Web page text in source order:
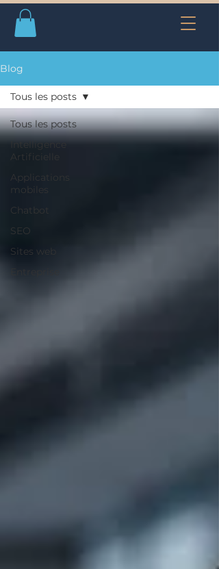
Blog
Tous les posts
Intelligence
Artificielle
Applications
mobiles
Chatbot
SEO
Sites web
Tous les posts